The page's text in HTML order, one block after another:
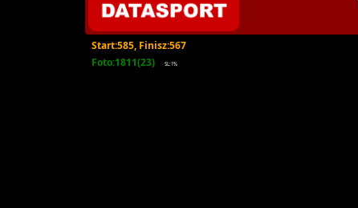
Start:585, Finisz:567
Foto:1811(23)
SL:1%